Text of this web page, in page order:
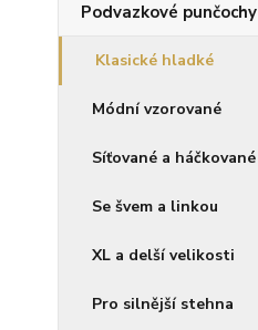
Podvazkové punčochy
Klasické hladké
Módní vzorované
Síťované a háčkované
Se švem a linkou
XL a delší velikosti
Pro silnější stehna